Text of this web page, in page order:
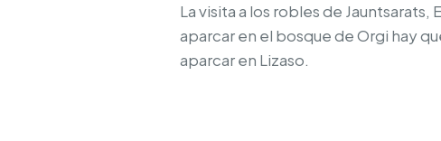
La visita a los robles de
aparcar en el bosque de Orgi hay
aparcar en Lizaso.